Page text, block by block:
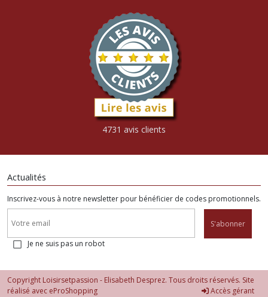
4731 avis clients
Actualités
Inscrivez-vous à notre newsletter pour bénéficier de codes promotionnels.
S'abonner
Je ne suis pas un robot
Copyright Loisirsetpassion - Elisabeth Desprez. Tous droits réservés. Site
réalisé avec eProShopping Accès gérant